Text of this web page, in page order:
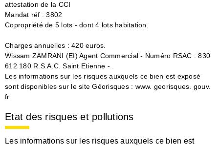
attestation de la CCI
Mandat réf : 3802
Copropriété de 5 lots - dont 4 lots habitation.
Charges annuelles : 420 euros.
Wissam ZAMRANI (EI) Agent Commercial - Numéro RSAC : 830
612 180 R.S.A.C. Saint Etienne - .
Les informations sur les risques auxquels ce bien est exposé
sont disponibles sur le site Géorisques : www. georisques. gouv.
fr
Etat des risques et pollutions
Les informations sur les risques auxquels ce bien est